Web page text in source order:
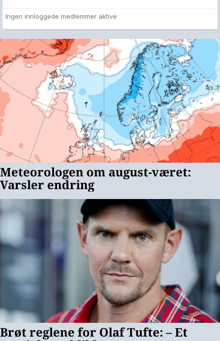
Ingen innloggede medlemmer aktive